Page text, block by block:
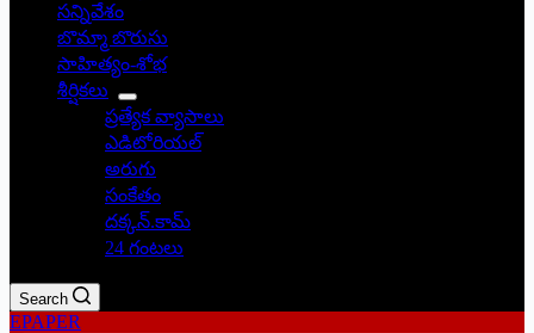
సన్నివేశం
బొమ్మా బొరుసు
సాహిత్యం-శోభ
శీర్షికలు
ప్రత్యేక వ్యాసాలు
ఎడిటోరియల్
అరుగు
సంకేతం
దక్కన్.కామ్
24 గంటలు
Search
EPAPER